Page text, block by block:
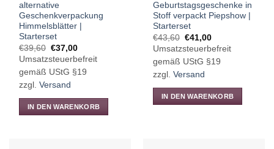
alternative
Geschenkverpackung
Himmelsblätter |
Starterset
€39,60 Ursprünglicher
Preis
war:
€39,60
€37,00Aktueller
Preis
ist:
€37,00.
Umsatzsteuerbefreit
gemäß UStG §19
zzgl.Versand
IN DEN WARENKORB
Geburtstagsgeschenke in
Stoff verpackt Piepshow |
Starterset
€43,60 Ursprünglicher
Preis
war:
€43,60
€41,00Aktueller
Preis
ist:
€41,00.
Umsatzsteuerbefreit
gemäß UStG §19
zzgl.Versand
IN DEN WARENKORB